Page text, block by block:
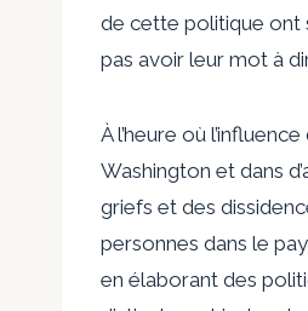
de cette politique ont
pas avoir leur mot à
À l’heure où
Washington et dans
griefs et des
personnes dans le
en élaborant des